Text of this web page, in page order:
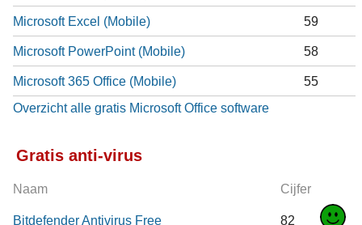
Microsoft Excel (Mobile) 59
Microsoft PowerPoint (Mobile) 58
Microsoft 365 Office (Mobile)
55
Overzicht alle gratis Microsoft Office software
Gratis anti-virus
Naam Cijfer
Bitdefender Antivirus Free 82